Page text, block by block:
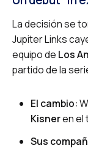
La decisión se
Jupiter Links
equipo de Los
partido de la
El cambio:
Kisneren el
Sus